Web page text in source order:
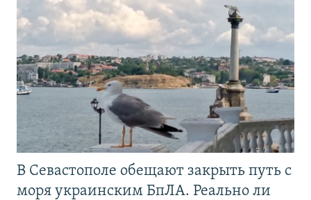
В Севастополе обещают закрыть путь с
моря украинским БпЛА. Реально ли